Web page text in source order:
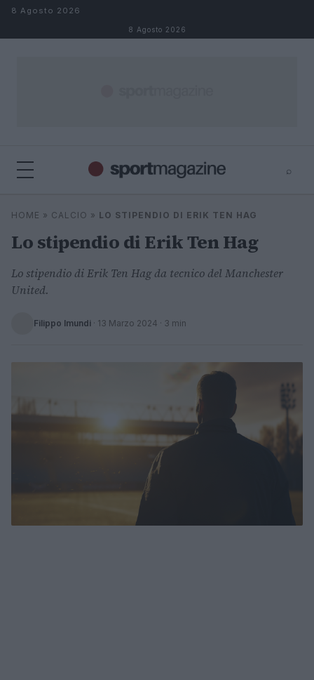
Salta al contenuto
8 Agosto 2026
8 Agosto 2026
⌕
Cerca
HOME » CALCIO » LO STIPENDIO DI ERIK TEN HAG
Lo stipendio di Erik Ten Hag
Lo stipendio di Erik Ten Hag da tecnico del Manchester
United.
Filippo Imundi · 13 Marzo 2024 · 3 min